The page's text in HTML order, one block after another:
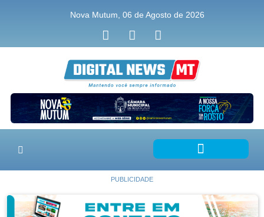
Nova Mutum, 06 de Agosto de 2026
PUBLICIDADE